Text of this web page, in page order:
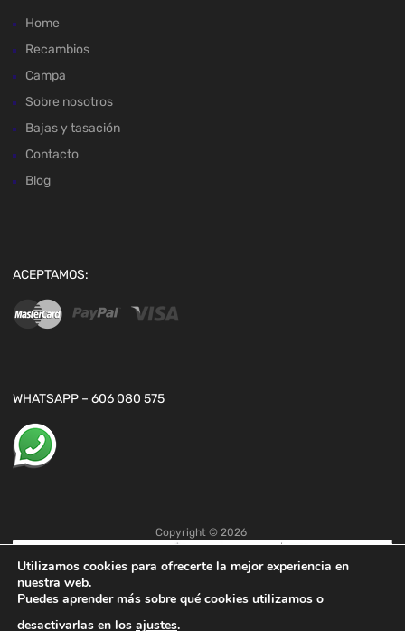
Home
Recambios
Campa
Sobre nosotros
Bajas y tasación
Contacto
Blog
ACEPTAMOS:
WHATSAPP – 606 080 575
Copyright © 2026
Utilizamos cookies para ofrecerte la mejor experiencia en
nuestra web.
Puedes aprender más sobre qué cookies utilizamos o
desactivarlas en los ajustes.